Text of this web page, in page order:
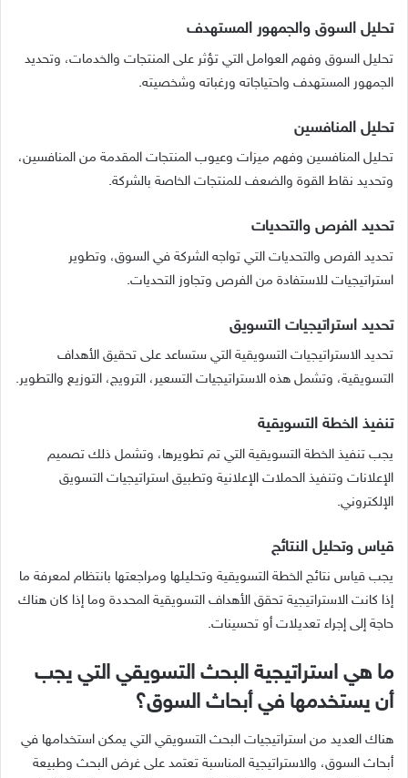
تحليل السوق والجمهور المستهدف
تحليل السوق وفهم العوامل التي تؤثر على المنتجات والخدمات، وتحديد
الجمهور المستهدف واحتياجاته ورغباته وشخصيته.
تحليل المنافسين
تحليل المنافسين وفهم ميزات وعيوب المنتجات المقدمة من المنافسين،
وتحديد نقاط القوة والضعف للمنتجات الخاصة بالشركة.
تحديد الفرص والتحديات
تحديد الفرص والتحديات التي تواجه الشركة في السوق، وتطوير
استراتيجيات للاستفادة من الفرص وتجاوز التحديات.
تحديد استراتيجيات التسويق
تحديد الاستراتيجيات التسويقية التي ستساعد على تحقيق الأهداف
التسويقية، وتشمل هذه الاستراتيجيات التسعير، الترويج، التوزيع والتطوير.
تنفيذ الخطة التسويقية
يجب تنفيذ الخطة التسويقية التي تم تطويرها، وتشمل ذلك تصميم
الإعلانات وتنفيذ الحملات الإعلانية وتطبيق استراتيجيات التسويق
الإلكتروني.
قياس وتحليل النتائج
يجب قياس نتائج الخطة التسويقية وتحليلها ومراجعتها بانتظام لمعرفة ما
إذا كانت الاستراتيجية تحقق الأهداف التسويقية المحددة وما إذا كان هناك
حاجة إلى إجراء تعديلات أو تحسينات.
ما هي استراتيجية البحث التسويقي التي يجب
أن يستخدمها في أبحاث السوق؟
هناك العديد من استراتيجيات البحث التسويقي التي يمكن استخدامها في
أبحاث السوق، والاستراتيجية المناسبة تعتمد على غرض البحث وطبيعة